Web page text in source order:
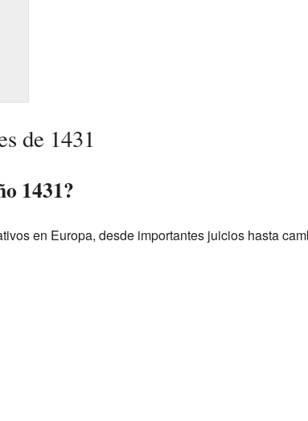
de 1431
1431?
en Europa, desde importantes juicios hasta